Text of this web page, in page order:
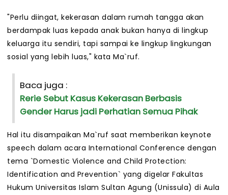
"Perlu diingat, kekerasan dalam rumah tangga akan
berdampak luas kepada anak bukan hanya di lingkup
keluarga itu sendiri, tapi sampai ke lingkup lingkungan
sosial yang lebih luas," kata Ma`ruf.
Baca juga :
Rerie Sebut Kasus Kekerasan Berbasis
Gender Harus jadi Perhatian Semua Pihak
Hal itu disampaikan Ma`ruf saat memberikan keynote
speech dalam acara International Conference dengan
tema `Domestic Violence and Child Protection:
Identification and Prevention` yang digelar Fakultas
Hukum Universitas Islam Sultan Agung (Unissula) di Aula